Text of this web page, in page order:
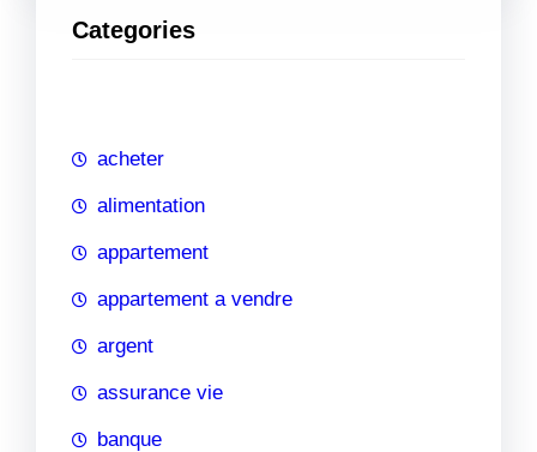
h
Categories
acheter
alimentation
appartement
appartement a vendre
argent
assurance vie
banque